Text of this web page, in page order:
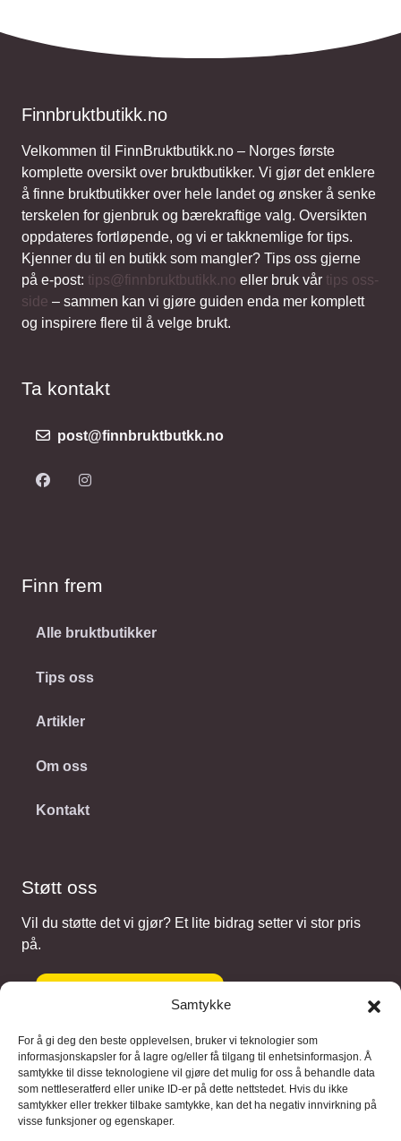
Samtykke
For å gi deg den beste opplevelsen, bruker vi teknologier som
informasjonskapsler for å lagre og/eller få tilgang til enhetsinformasjon. Å
samtykke til disse teknologiene vil gjøre det mulig for oss å behandle data
som nettleseratferd eller unike ID-er på dette nettstedet. Hvis du ikke
samtykker eller trekker tilbake samtykke, kan det ha negativ innvirkning på
visse funksjoner og egenskaper.
Finnbruktbutikk.no
Velkommen til FinnBruktbutikk.no – Norges første
komplette oversikt over bruktbutikker. Vi gjør det enklere
å finne bruktbutikker over hele landet og ønsker å senke
terskelen for gjenbruk og bærekraftige valg. Oversikten
oppdateres fortløpende, og vi er takknemlige for tips.
Kjenner du til en butikk som mangler? Tips oss gjerne
på e-post: tips@finnbruktbutikk.no eller bruk vår tips oss-
side – sammen kan vi gjøre guiden enda mer komplett
og inspirere flere til å velge brukt.
Ta kontakt
post@finnbruktbutkk.no
Finn frem
Alle bruktbutikker
Tips oss
Artikler
Om oss
Kontakt
Støtt oss
Vil du støtte det vi gjør? Et lite bidrag setter vi stor pris
på.
Gi et bidrag
Samarbeidspartnere
Blaaregn – digitale tjenester